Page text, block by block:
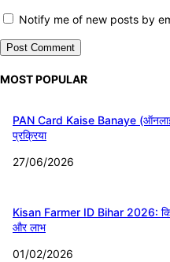
Notify me of new posts by
MOST POPULAR
PAN Card Kaise Banaye
प्रक्रिया
27/06/2026
Kisan Farmer ID Bihar 2026:
और लाभ
01/02/2026